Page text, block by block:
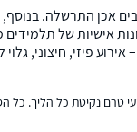
אכן התרשלה.
אישיות של תלמידים
פיזי, חיצוני, גלוי
טרם נקיטת כל הליך.